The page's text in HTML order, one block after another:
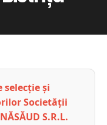
selecție și
Societății
S.R.L.